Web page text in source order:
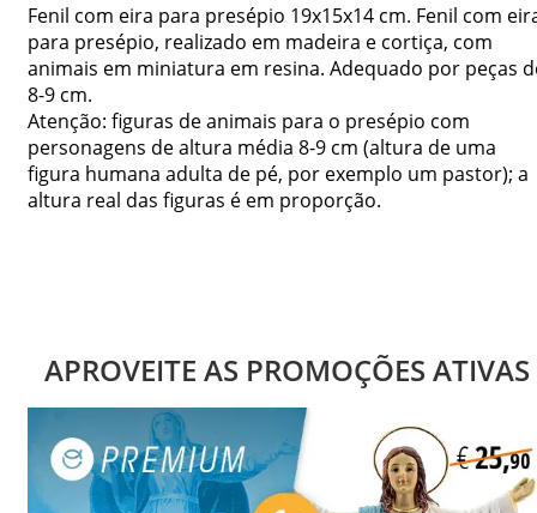
Fenil com eira para presépio 19x15x14 cm. Fenil com
para presépio, realizado em madeira e cortiça, com
animais em miniatura em resina. Adequado por peças
8-9 cm.
Atenção: figuras de animais para o presépio com
personagens de altura média 8-9 cm (altura de uma
figura humana adulta de pé, por exemplo um pastor); a
altura real das figuras é em proporção.
APROVEITE AS PROMOÇÕES ATIVAS